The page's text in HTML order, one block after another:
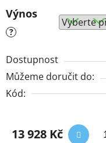
Výnos
?
Dostupnost
Můžeme doručit do:
Kód:
13 928 Kč